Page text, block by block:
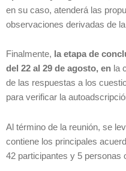
en su caso, atenderá las
observaciones derivadas de
Finalmente, la etapa de
del 22 al 29 de agosto, en la
de las respuestas a los
para verificar la
Al término de la reunión, se
contiene los principales
42 participantes y 5 personas